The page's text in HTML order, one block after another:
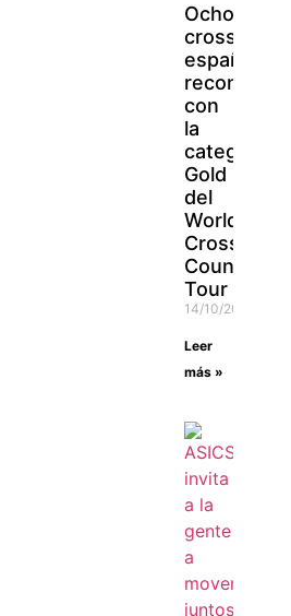
Ocho
crosses
españoles,
reconocidos
con
la
categoría
Gold
del
World
Cross
Country
Tour
14/10/2021
Leer
más »